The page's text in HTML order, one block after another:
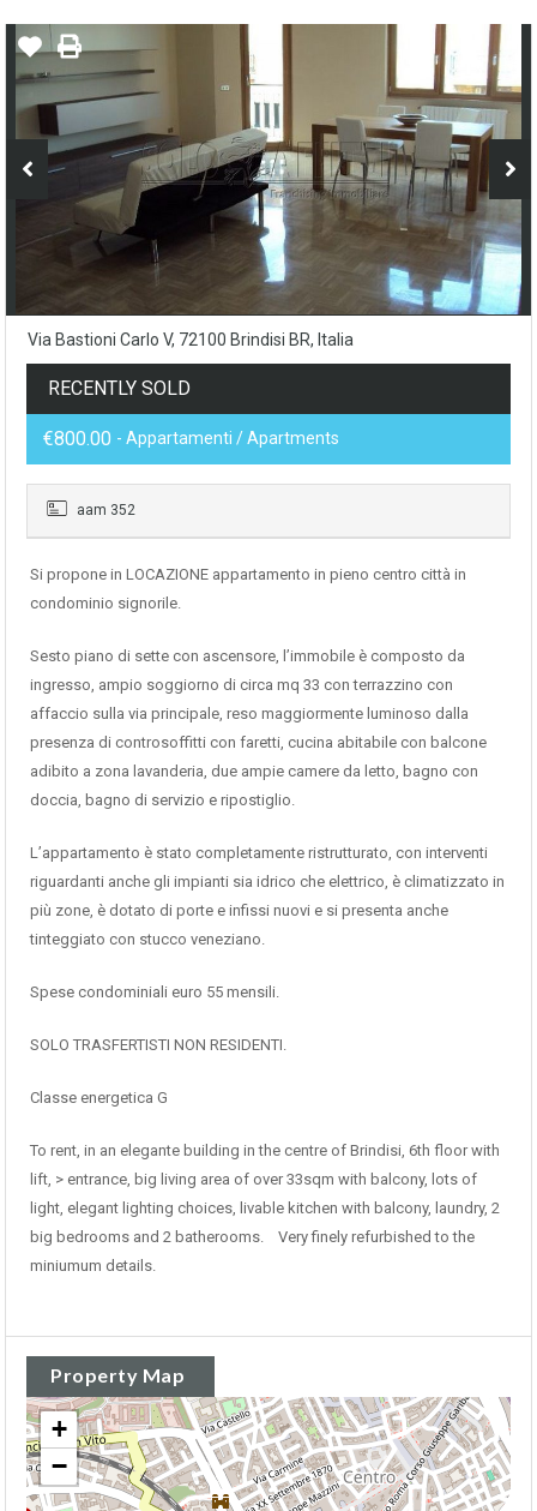
Via Bastioni Carlo V, 72100 Brindisi BR, Italia
RECENTLY SOLD
€800.00 - Appartamenti / Apartments
aam 352
Si propone in LOCAZIONE appartamento in pieno centro città in
condominio signorile.
Sesto piano di sette con ascensore, l’immobile è composto da
ingresso, ampio soggiorno di circa mq 33 con terrazzino con
affaccio sulla via principale, reso maggiormente luminoso dalla
presenza di controsoffitti con faretti, cucina abitabile con balcone
adibito a zona lavanderia, due ampie camere da letto, bagno con
doccia, bagno di servizio e ripostiglio.
L’appartamento è stato completamente ristrutturato, con interventi
riguardanti anche gli impianti sia idrico che elettrico, è climatizzato in
più zone, è dotato di porte e infissi nuovi e si presenta anche
tinteggiato con stucco veneziano.
Spese condominiali euro 55 mensili.
SOLO TRASFERTISTI NON RESIDENTI.
Classe energetica G
To rent, in an elegante building in the centre of Brindisi, 6th floor with
lift, > entrance, big living area of over 33sqm with balcony, lots of
light, elegant lighting choices, livable kitchen with balcony, laundry, 2
big bedrooms and 2 batherooms. Very finely refurbished to the
miniumum details.
Property Map
+
−